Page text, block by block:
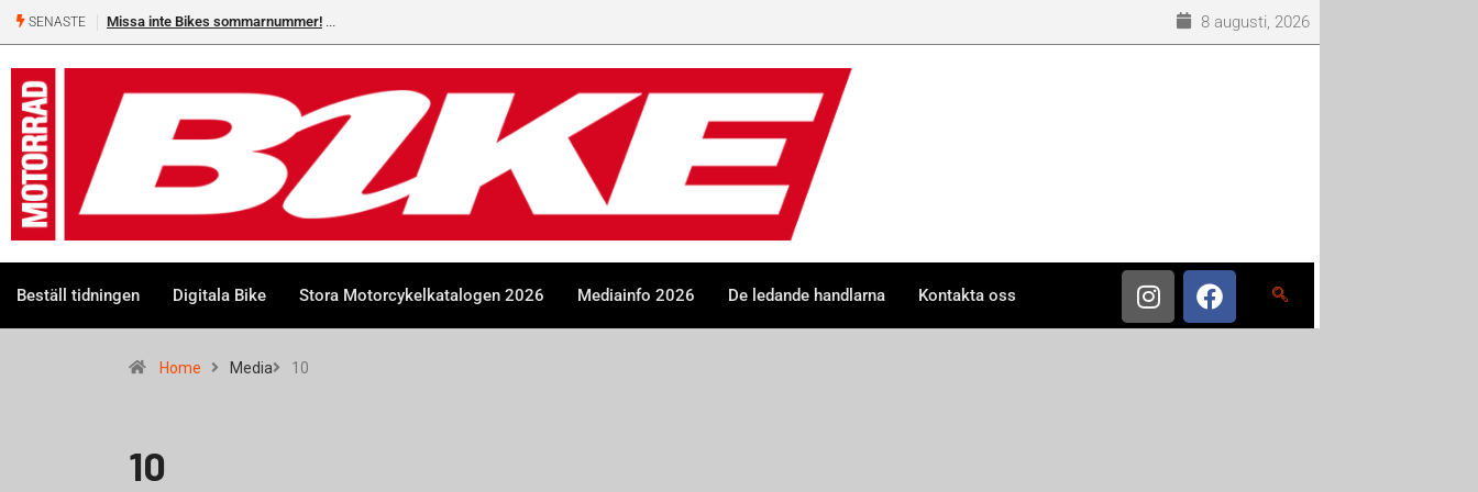
SENASTE Missa inte Bikes sommarnummer! 8 augusti, 2026
Beställ tidningen Digitala Bike Stora Motorcykelkatalogen 2026 Mediainfo 2026 De ledande handlarna Kontakta oss
Home Media 10
10